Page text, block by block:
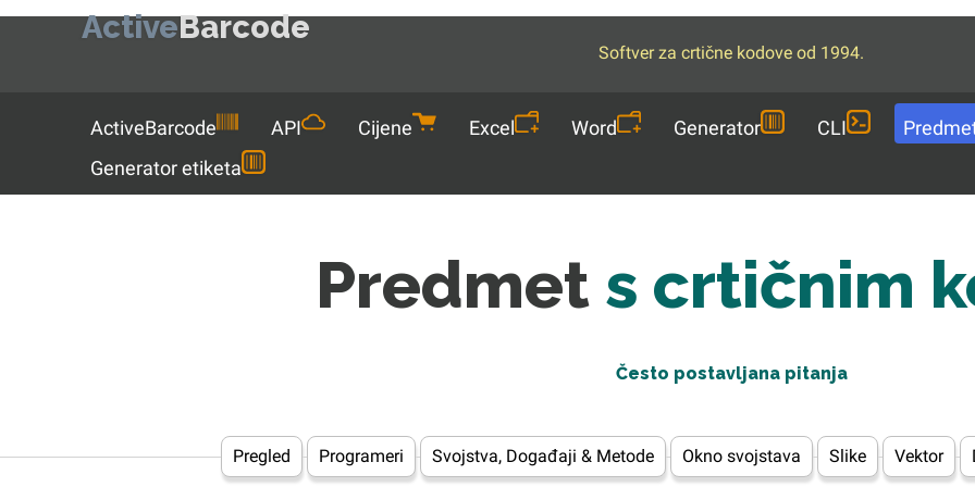
ActiveBarcode
Softver za crtične kodove od 1994.
ActiveBarcode API Cijene Excel Word Generator CLI
Generator etiketa
Predmet s crtičnim
Često postavljana pitanja
Pregled Programeri Svojstva, Događaji & Metode Okno svojstava Slike Vektor